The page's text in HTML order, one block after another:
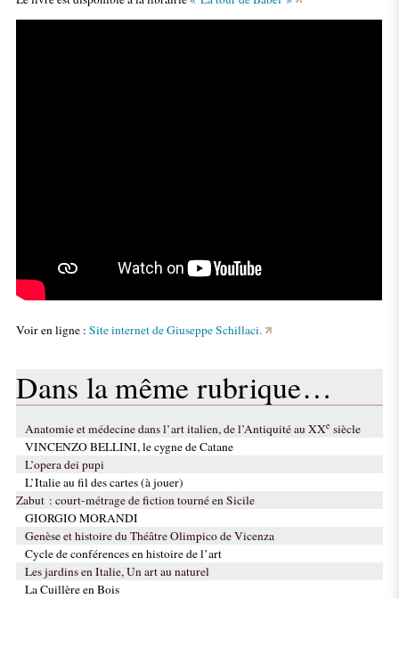
Voir en ligne :Site internet de Giuseppe Schillaci.
Dans la même rubrique…
Anatomie et médecine dans l’art italien, de l’Antiquité au XXe siècle
VINCENZO BELLINI, le cygne de Catane
L’opera dei pupi
L’Italie au fil des cartes (à jouer)
Zabut : court-métrage de fiction tourné en Sicile
GIORGIO MORANDI
Genèse et histoire du Théâtre Olimpico de Vicenza
Cycle de conférences en histoire de l’art
Les jardins en Italie, Un art au naturel
La Cuillère en Bois